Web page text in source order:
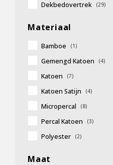
Dekbedovertrek (29)
Materiaal
Bamboe (1)
Gemengd Katoen (4)
Katoen (7)
Katoen Satijn (4)
Micropercal (8)
Percal Katoen (3)
Polyester (2)
Maat